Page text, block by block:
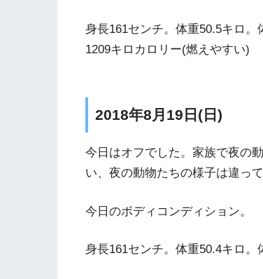
身長161センチ。体重50.5キロ
1209キロカロリー(燃えやすい)
2018年8月19日(日)
今日はオフでした。家族で夜の
い、夜の動物たちの様子は違っ
今日のボディコンディション。
身長161センチ。体重50.4キロ